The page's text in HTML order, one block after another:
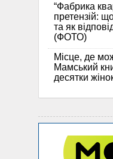
“Фабрика
претензій:
та як
(ФОТО)
Місце, де
Мамський
десятки